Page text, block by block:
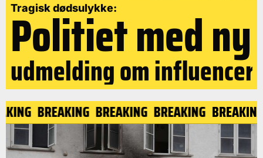
Tragisk dødsulykke:
Politiet med ny
udmelding om influencer
BREAKING BREAKING BREAKING